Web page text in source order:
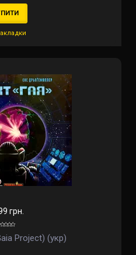
грн.
Project) (укр)